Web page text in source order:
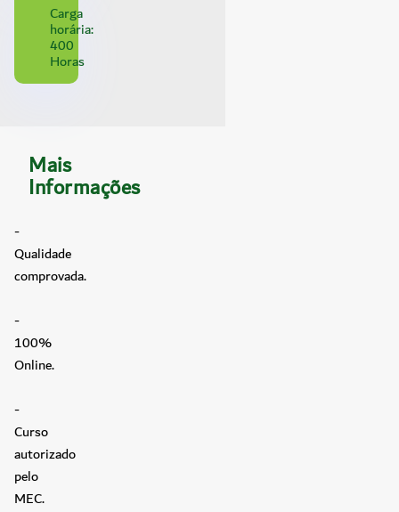
Carga
horária:
400
Horas
Mais
Informações
-
Qualidade
comprovada.
-
100%
Online.
-
Curso
autorizado
pelo
MEC.